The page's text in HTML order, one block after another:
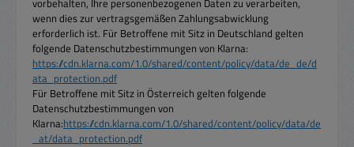
wenn dies zur vertragsgemäßen Zahlungsabwicklung
erforderlich ist. Für Betroffene mit Sitz in Deutschland gelten
folgende Datenschutzbestimmungen von Klarna:
https://cdn.klarna.com/1.0/shared/content/policy/data/de_de/d
ata_protection.pdf
Für Betroffene mit Sitz in Österreich gelten folgende
Datenschutzbestimmungen von
Klarna:https://cdn.klarna.com/1.0/shared/content/policy/data/de
_at/data_protection.pdf